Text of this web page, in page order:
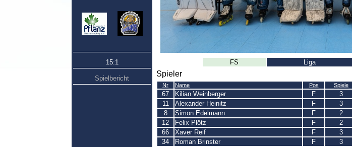
15:1
Spielbericht
FS Liga
Spieler
Nr Name Pos Spiele
67 Kilian Weinberger F 3
11
Alexander Heinitz F 3
8
Simon Edelmann F 2
12
Felix Plötz F 2
66
Xaver Reif F 3
34
Roman Brinster F 3